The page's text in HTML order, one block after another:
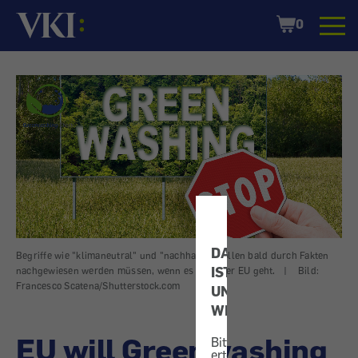
DATENSCHUTZ
IST
UNS
WICHTIG!
Bitte
Startseite
Shopping
Cart
0
Begriffe wie "klimaneutral" und "nachhaltig" sollen bald durch Fakten
nachgewiesen werden müssen, wenn es nach der EU geht.
|
Bild:
Francesco Scatena/Shutterstock.com
EU will Greenwashing